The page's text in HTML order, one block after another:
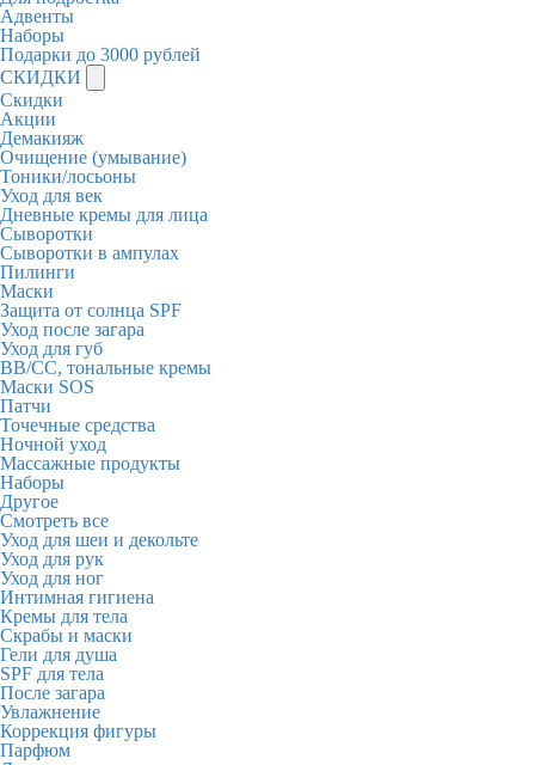
Адвенты
Наборы
Подарки до 3000 рублей
СКИДКИ
Скидки
Акции
Демакияж
Очищение (умывание)
Тоники/лосьоны
Уход для век
Дневные кремы для лица
Сыворотки
Сыворотки в ампулах
Пилинги
Маски
Защита от солнца SPF
Уход после загара
Уход для губ
BB/CC, тональные кремы
Маски SOS
Патчи
Точечные средства
Ночной уход
Массажные продукты
Наборы
Другое
Смотреть все
Уход для шеи и декольте
Уход для рук
Уход для ног
Интимная гигиена
Кремы для тела
Скрабы и маски
Гели для душа
SPF для тела
После загара
Увлажнение
Коррекция фигуры
Парфюм